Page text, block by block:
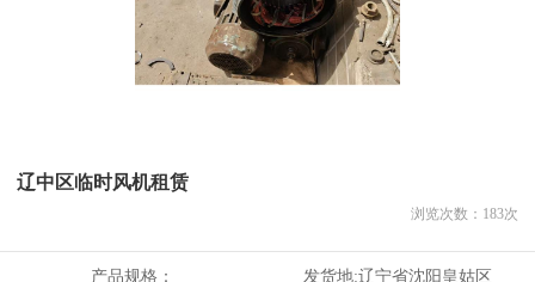
辽中区临时风机租赁
浏览次数： 183次
产品规格： 发货地:辽宁省沈阳皇姑区